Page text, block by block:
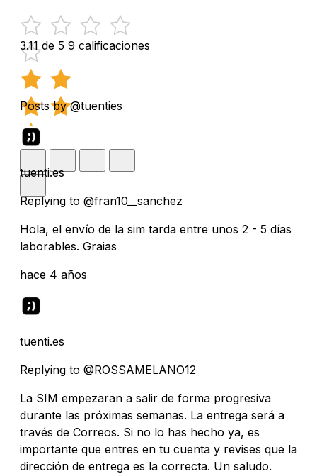
3.11 de 5 9 calificaciones
Posts by @tuenties
tuenti.es
Replying to @fran10__sanchez
Hola, el envío de la sim tarda entre unos 2 - 5 días
laborables. Graias
hace 4 años
tuenti.es
Replying to @ROSSAMELANO12
La SIM empezaran a salir de forma progresiva
durante las próximas semanas. La entrega será a
través de Correos. Si no lo has hecho ya, es
importante que entres en tu cuenta y revises que la
dirección de entrega es la correcta. Un saludo.